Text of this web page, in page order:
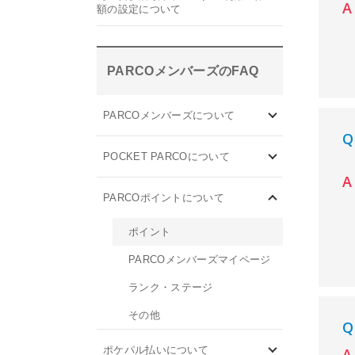
額の設定について
PARCOメンバーズのFAQ
PARCOメンバーズについて
POCKET PARCOについて
PARCOポイントについて
ポイント
PARCOメンバーズマイページ
ランク・ステージ
その他
ポケパル払いについて